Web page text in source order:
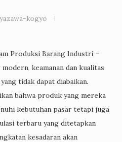
kogyo
Produksi Barang Industri –
keamanan dan kualitas
tidak dapat diabaikan.
bahwa produk yang mereka
kebutuhan pasar tetapi juga
terbaru yang ditetapkan
kesadaran akan